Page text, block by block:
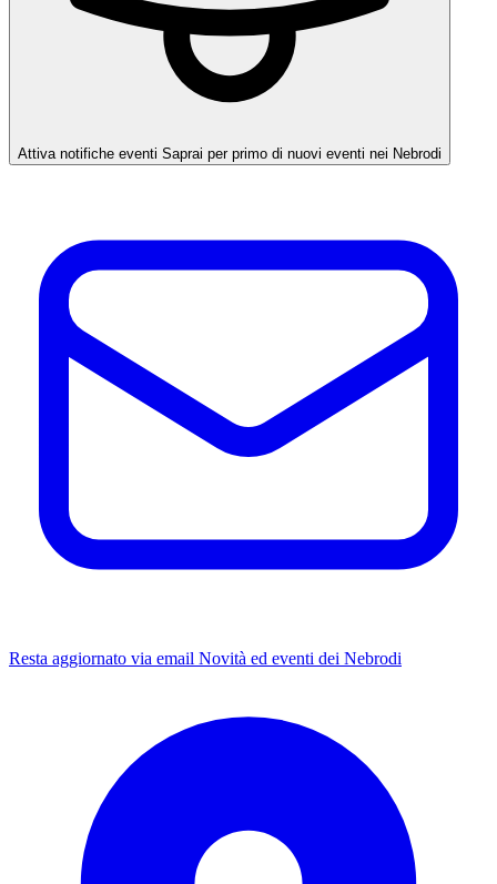
Attiva notifiche eventi Saprai per primo di nuovi eventi nei Nebrodi
Resta aggiornato via email Novità ed eventi dei Nebrodi